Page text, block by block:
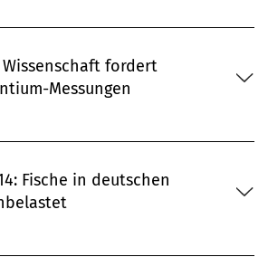
Wissenschaft fordert
Messungen
Fische in deutschen